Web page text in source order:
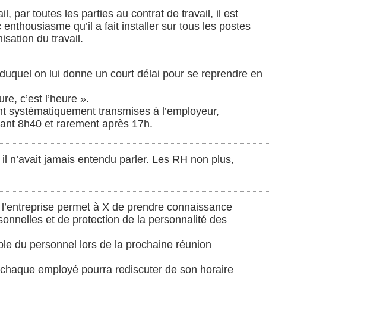
par toutes les parties au contrat de travail, il est
qu’il a fait installer sur tous les postes
du travail.
on lui donne un court délai pour se reprendre en
c’est l’heure ».
systématiquement transmises à l’employeur,
8h40 et rarement après 17h.
n’avait jamais entendu parler. Les RH non plus,
permet à X de prendre connaissance
et de protection de la personnalité des
du personnel lors de la prochaine réunion
employé pourra rediscuter de son horaire